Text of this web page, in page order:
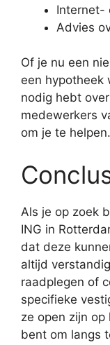
Internet-
Advies
Of je nu een
een hypotheek
nodig hebt
medewerkers
om je te helpen.
Als je op zoek
ING in
dat deze
altijd
raadplegen of
specifieke
ze open zijn
bent om langs